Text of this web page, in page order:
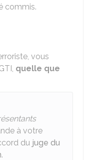
commis.
vous
quelle que
à votre
du juge du
.